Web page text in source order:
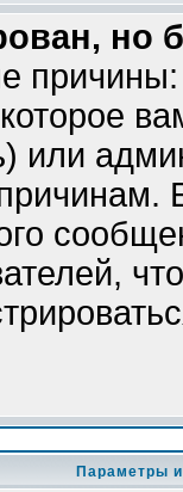
но
или
Параметры